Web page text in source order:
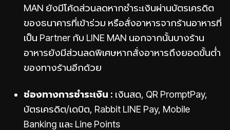
MAN ยังมีโค้ดส่วนลดหากชำระเงินผ่านบัตรเครดิต
ของธนาคารที่เข้าร่วม หรือสั่งอาหารจากร้านอาหารที่
เป็น Partner กับ LINE MAN นอกจากนั้นบางร้าน
อาหารยังมีส่วนลดพิเศษหากสั่งอาหารถึงยอดขั้นต่ำ
ของทางร้านอีกด้วย
ช่องทางการชำระเงิน : เงินสด, QR PromptPay,
บัตรเครดิต/เดบิต, Rabbit LINE Pay, Mobile
Banking และ Line Points